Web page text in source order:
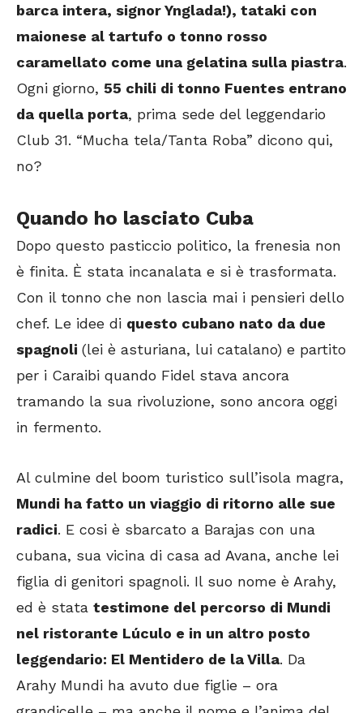
barca intera, signor Ynglada!), tataki con
maionese al tartufo o tonno rosso
caramellato come una gelatina sulla piastra.
Ogni giorno, 55 chili di tonno Fuentes entrano
da quella porta, prima sede del leggendario
Club 31. “Mucha tela/Tanta Roba” dicono qui,
no?
Quando ho lasciato Cuba
Dopo questo pasticcio politico, la frenesia non
è finita. È stata incanalata e si è trasformata.
Con il tonno che non lascia mai i pensieri dello
chef. Le idee di questo cubano nato da due
spagnoli (lei è asturiana, lui catalano) e partito
per i Caraibi quando Fidel stava ancora
tramando la sua rivoluzione, sono ancora oggi
in fermento.
Al culmine del boom turistico sull’isola magra,
Mundi ha fatto un viaggio di ritorno alle sue
radici. E cosi è sbarcato a Barajas con una
cubana, sua vicina di casa ad Avana, anche lei
figlia di genitori spagnoli. Il suo nome è Arahy,
ed è stata testimone del percorso di Mundi
nel ristorante Lúculo e in un altro posto
leggendario: El Mentidero de la Villa. Da
Arahy Mundi ha avuto due figlie – ora